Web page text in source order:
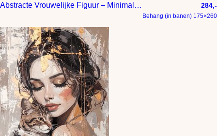
Abstracte Vrouwelijke Figuur – Minimalistische Lijnkunst in Aardetinten | Moderne Wanddecoratie 284,-
Behang (in banen) 175×260